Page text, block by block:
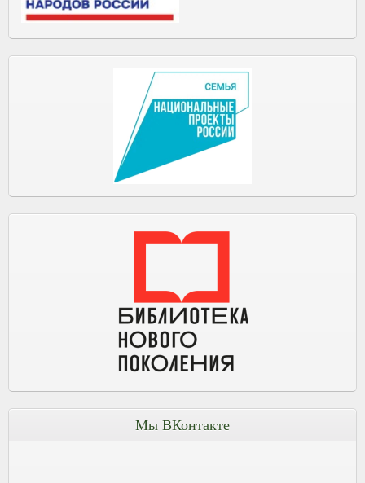
Мы ВКонтакте